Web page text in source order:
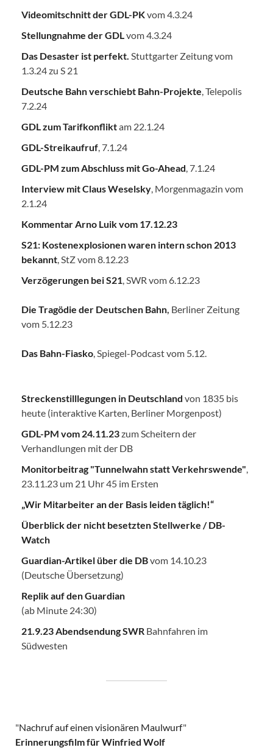
Videomitschnitt der GDL-PKvom 4.3.24
Stellungnahme der GDL vom 4.3.24
Das Desaster ist perfekt. Stuttgarter Zeitung vom
1.3.24 zu S 21
Deutsche Bahn verschiebt Bahn-Projekte , Telepolis
7.2.24
GDL zum Tarifkonfliktam 22.1.24
GDL-Streikaufruf , 7.1.24
GDL-PM zum Abschluss mit Go-Ahead , 7.1.24
Interview mit Claus Weselsky , Morgenmagazin vom
2.1.24
Kommentar Arno Luik vom 17.12.23
S21: Kostenexplosionen waren intern schon 2013
bekannt , StZ vom 8.12.23
Verzögerungen bei S21 , SWR vom 6.12.23
Die Tragödie der Deutschen Bahn Berliner Zeitung
vom 5.12.23
Das Bahn-Fiasko , Spiegel-Podcast vom 5.12.
Streckenstilllegungen in Deutschland von 1835 bis
heute (interaktive Karten, Berliner Morgenpost)
GDL-PM vom 24.11.23zum Scheitern der
Verhandlungen mit der DB
Monitorbeitrag "Tunnelwahn statt Verkehrswende"
23.11.23 um 21 Uhr 45 im Ersten
„Wir Mitarbeiter an der Basis leiden täglich!“
Überblick der nicht besetzten Stellwerke / DB-
Watch
Guardian-Artikel über die DBvom 14.10.23
(Deutsche Übersetzung)
Replik auf den Guardian
(ab Minute 24:30)
21.9.23 Abendsendung SWR Bahnfahren im
Südwesten
"Nachruf auf einen visionären Maulwurf"
Erinnerungsfilm für Winfried Wolf